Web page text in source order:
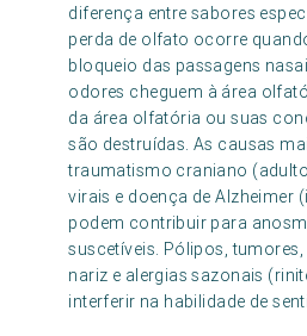
diferença entre sabores
perda de olfato ocorre
bloqueio das passagens
odores cheguem à área
da área olfatória ou suas
são destruídas. As causas
traumatismo craniano
virais e doença de Alzheimer
podem contribuir para
suscetíveis. Pólipos,
nariz e alergias sazonais
interferir na habilidade de